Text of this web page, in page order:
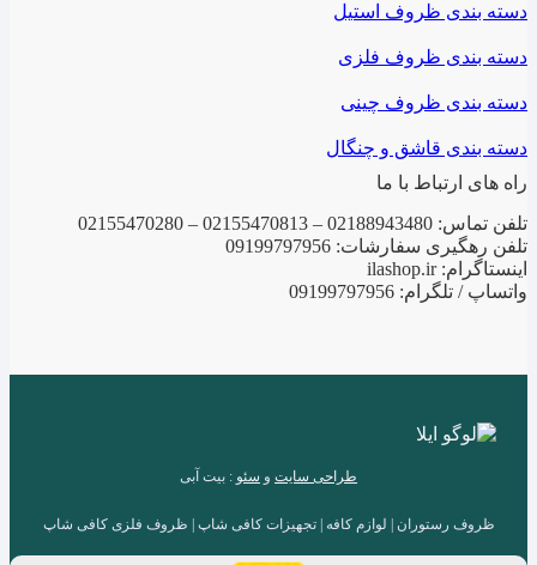
دسته بندی ظروف استیل
دسته بندی ظروف فلزی
دسته بندی ظروف چینی
دسته بندی قاشق و چنگال
راه های ارتباط با ما
تلفن تماس: 02188943480 – 02155470813 – 02155470280
تلفن رهگیری سفارشات: 09199797956
اینستاگرام: ilashop.ir
واتساپ / تلگرام: 09199797956
طراحی سایت و سئو : بیت آبی
ظروف رستوران | لوازم کافه | تجهیزات کافی شاپ | ظروف فلزی کافی شاپ